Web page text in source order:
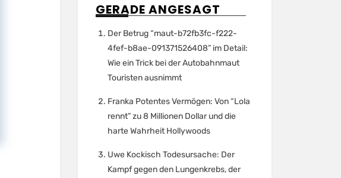
GERADE ANGESAGT
Der Betrug “maut-b72fb3fc-f222-
4fef-b8ae-091371526408” im Detail:
Wie ein Trick bei der Autobahnmaut
Touristen ausnimmt
Franka Potentes Vermögen: Von “Lola
rennt” zu 8 Millionen Dollar und die
harte Wahrheit Hollywoods
Uwe Kockisch Todesursache: Der
Kampf gegen den Lungenkrebs, der